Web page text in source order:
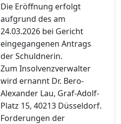
Die Eröffnung erfolgt
aufgrund des am
24.03.2026 bei Gericht
eingegangenen Antrags
der Schuldnerin.
Zum Insolvenzverwalter
wird ernannt Dr. Bero-
Alexander Lau, Graf-Adolf-
Platz 15, 40213 Düsseldorf.
Forderungen der